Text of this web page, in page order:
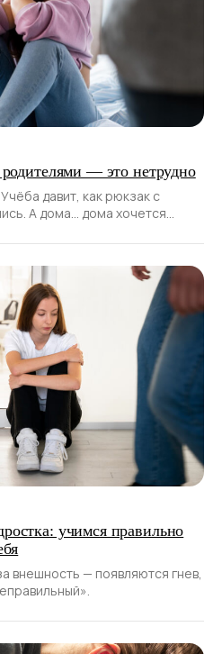
— это нетрудно
давит, как рюкзак с
А дома… дома хочется
учимся правильно
внешность — появляются гнев,